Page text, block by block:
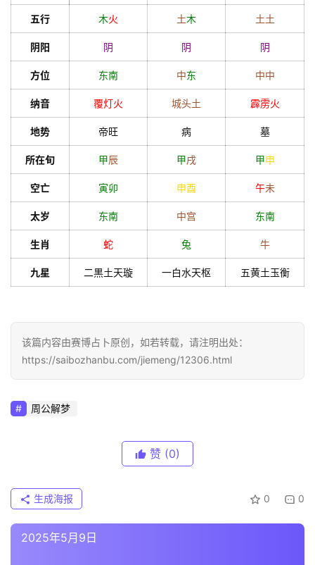
五行 木火 土木 土土
阴阳 阴 阴 阴
方位 东南 中东 中中
纳音 覆灯火 城头土 霹雳火
地势 帝旺 病 墓
所在旬 甲辰 甲戌 甲申
空亡 寅卯 申酉 午未
太岁 东南 中宫 东南
生肖 蛇 兔 牛
九星 二黒土天璇 一白水天枢 五黄土玉衡
该篇内容由赛博占卜原创，如若转载，请注明出处：
https://saibozhanbu.com/jiemeng/12306.html
周公解梦
赞 (0)
0 0
生成海报
2025年5月9日